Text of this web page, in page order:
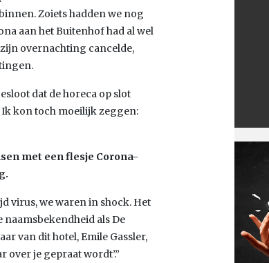
Zoiets hadden we nog
aan het Buitenhof had al wel
overnachting cancelde,
dat de horeca op slot
Ik kon toch moeilijk zeggen:
met een flesje Corona-
virus, we waren in shock. Het
als De
van dit hotel, Emile Gassler,
over je gepraat wordt’.”